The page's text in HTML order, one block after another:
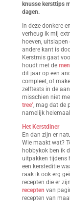
knusse kersttips
dagen.
In deze donkere
verheug ik mij
hoeven,
andere kant is
Kerstmis gaat
houdt met de
dit jaar op een
compleet, of
zelftests in de
misschien niet
tree’, mag dat de
namelijk
Het Kerstdiner
En dan zijn er
Wie maakt wat?
hobbykok ben ik
uitpakken tijdens
een kersteditie
raak ik ook erg
recepten die er
recepten van
recepten van